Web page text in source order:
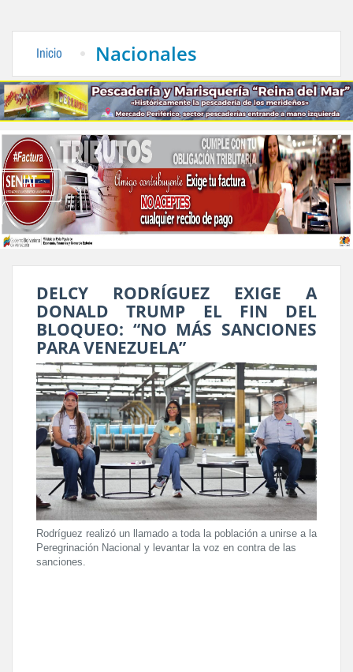
Inicio Nacionales
DELCY RODRÍGUEZ EXIGE A
DONALD TRUMP EL FIN DEL
BLOQUEO: “NO MÁS SANCIONES
PARA VENEZUELA”
Rodríguez realizó un llamado a toda la población a unirse a la
Peregrinación Nacional y levantar la voz en contra de las
sanciones.